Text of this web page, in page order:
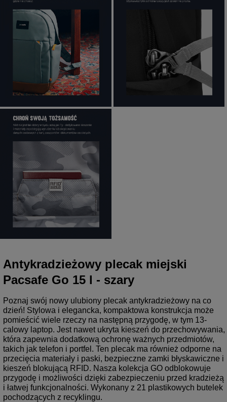
Antykradzieżowy plecak miejski
Pacsafe Go 15 l - szary
Poznaj swój nowy ulubiony plecak antykradzieżowy na co
dzień! Stylowa i elegancka, kompaktowa konstrukcja może
pomieścić wiele rzeczy na następną przygodę, w tym 13-
calowy laptop. Jest nawet ukryta kieszeń do przechowywania,
która zapewnia dodatkową ochronę ważnych przedmiotów,
takich jak telefon i portfel. Ten plecak ma również odporne na
przecięcia materiały i paski, bezpieczne zamki błyskawiczne i
kieszeń blokującą RFID. Nasza kolekcja GO odblokowuje
przygodę i możliwości dzięki zabezpieczeniu przed kradzieżą
i łatwej funkcjonalności. Wykonany z 21 plastikowych butelek
pochodzących z recyklingu.